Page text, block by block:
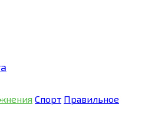
Спорт Правильное